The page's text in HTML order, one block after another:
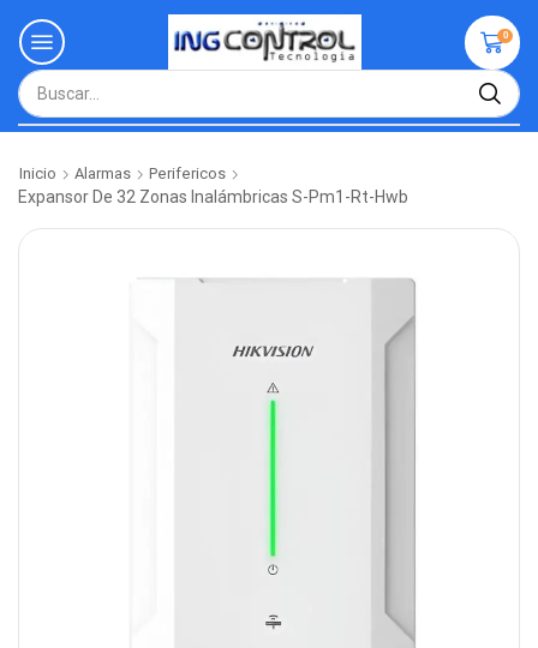
0
Inicio Alarmas Perifericos
Expansor De 32 Zonas Inalámbricas S-Pm1-Rt-Hwb